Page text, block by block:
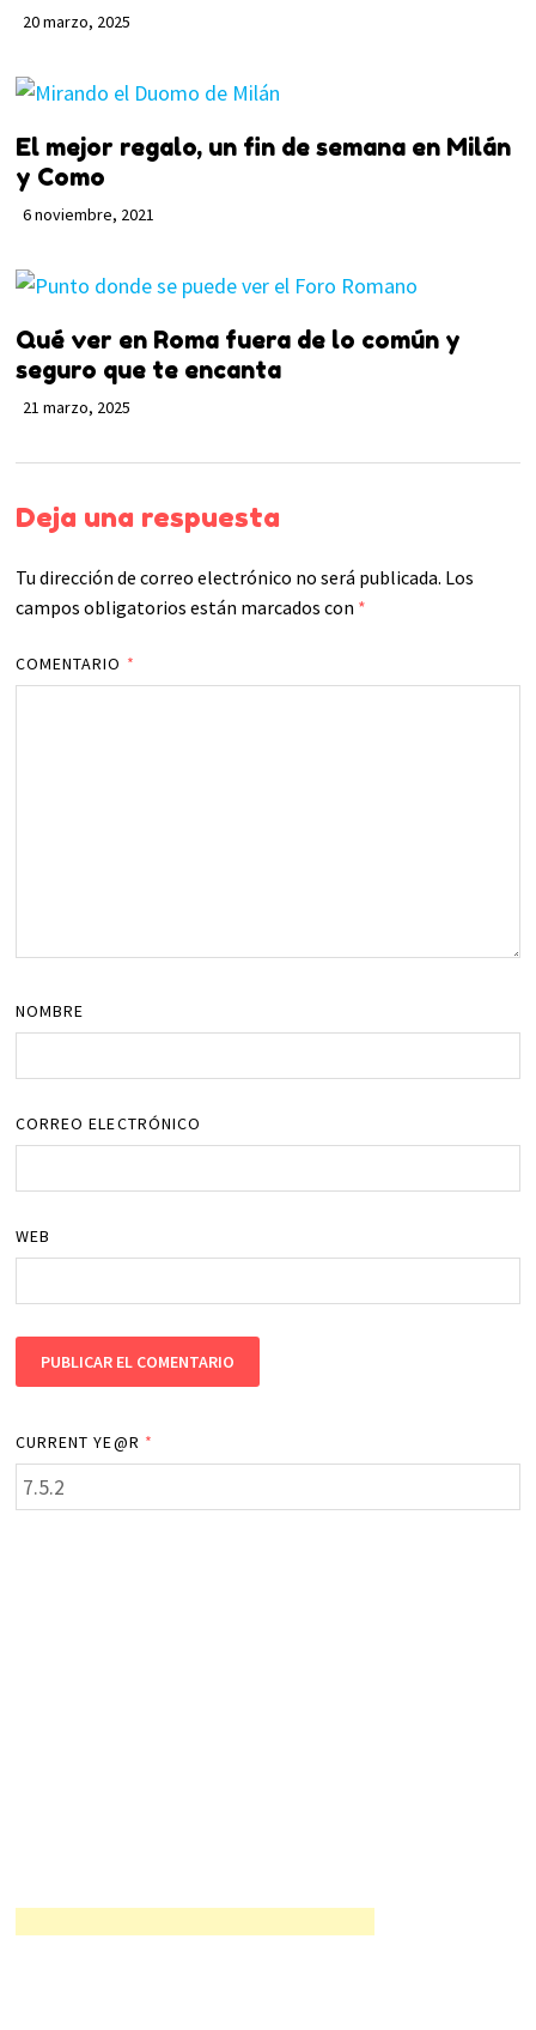
20 marzo, 2025
El mejor regalo, un fin de semana en Milán
y Como
6 noviembre, 2021
Qué ver en Roma fuera de lo común y
seguro que te encanta
21 marzo, 2025
Deja una respuesta
Tu dirección de correo electrónico no será publicada. Los
campos obligatorios están marcados con *
COMENTARIO *
NOMBRE
CORREO ELECTRÓNICO
WEB
CURRENT YE@R *